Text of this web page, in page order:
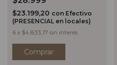
$23.199,20 con Efectivo
(PRESENCIAL en locales)
6 x $4.833,17 sin interés